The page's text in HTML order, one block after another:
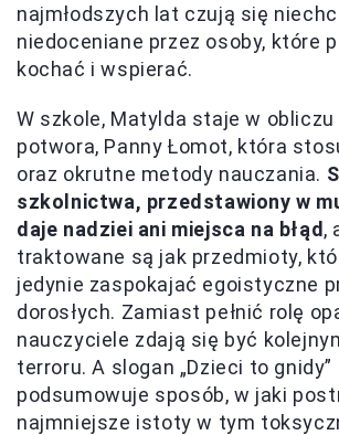
najmłodszych lat czują się
niedoceniane przez osoby, które
kochać i wspierać.
W szkole, Matylda staje w obliczu
potwora, Panny Łomot, która
oraz okrutne metody nauczania.
szkolnictwa, przedstawiony w
daje nadziei ani miejsca na błąd ,
traktowane są jak przedmioty,
jedynie zaspokajać egoistyczne
dorosłych. Zamiast pełnić rolę
nauczyciele zdają się być
terroru. A slogan „Dzieci to
podsumowuje sposób, w jaki
najmniejsze istoty w tym